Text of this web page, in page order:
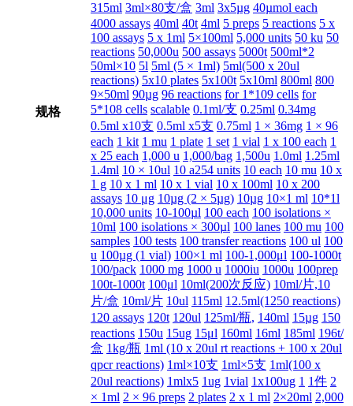
规格
315ml 3ml×80支/盒 3ml 3x5µg 40µmol each
4000 assays 40ml 40t 4ml 5 preps 5 reactions 5 x
100 assays 5 x 1ml 5×100ml 5,000 units 50 ku 50
reactions 50,000u 500 assays 5000t 500ml*2
50ml×10 5l 5ml (5 × 1ml) 5ml(500 x 20ul
reactions) 5x10 plates 5x100t 5x10ml 800ml 800
9×50ml 90µg 96 reactions for 1*109 cells for
5*108 cells scalable 0.1ml/支 0.25ml 0.34mg
0.5ml x10支 0.5ml x5支 0.75ml 1 × 36mg 1 × 96
each 1 kit 1 mu 1 plate 1 set 1 vial 1 x 100 each 1
x 25 each 1,000 u 1,000/bag 1,500u 1.0ml 1.25ml
1.4ml 10 × 10ul 10 a254 units 10 each 10 mu 10 x
1 g 10 x 1 ml 10 x 1 vial 10 x 100ml 10 x 200
assays 10 μg 10µg (2 × 5µg) 10µg 10×1 ml 10*1l
10,000 units 10-100µl 100 each 100 isolations ×
10ml 100 isolations × 300µl 100 lanes 100 mu 100
samples 100 tests 100 transfer reactions 100 ul 100
u 100µg (1 vial) 100×1 ml 100-1,000μl 100-1000t
100/pack 1000 mg 1000 u 1000iu 1000u 100prep
100t-1000t 100μl 10ml(200次反应) 10ml/片,10
片/盒 10ml/片 10ul 115ml 12.5ml(1250 reactions)
120 assays 120t 120ul 125ml/瓶, 140ml 15µg 150
reactions 150u 15ug 15μl 160ml 16ml 185ml 196t/
盒 1kg/瓶 1ml (10 x 20ul rt reactions + 100 x 20ul
qpcr reactions) 1ml×10支 1ml×5支 1ml(100 x
20ul reactions) 1mlx5 1ug 1vial 1x100ug 1 1件 2
× 1ml 2 × 96 preps 2 plates 2 x 1 ml 2×20ml 2,000